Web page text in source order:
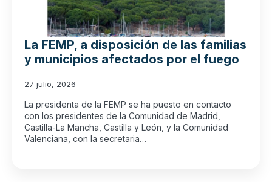
La FEMP, a disposición de las familias
y municipios afectados por el fuego
27 julio, 2026
La presidenta de la FEMP se ha puesto en contacto
con los presidentes de la Comunidad de Madrid,
Castilla-La Mancha, Castilla y León, y la Comunidad
Valenciana, con la secretaria…